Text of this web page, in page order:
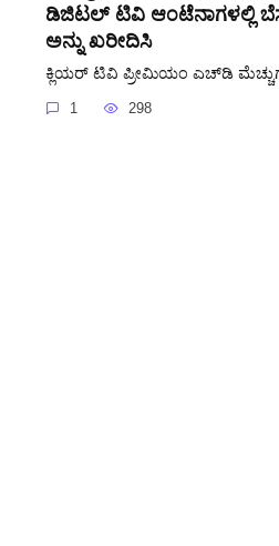
ಡಿಜಿಟಲ್ ಟಿವಿ ಆಂಟೆನಾಗಳಲ್ಲಿ
ಅನ್ನು ಖರೀದಿಸಿ
ಕ್ಲಿಯರ್ ಟಿವಿ ಪ್ರೀಮಿಯಂ ಎಚ್‌ಡಿ
1 298